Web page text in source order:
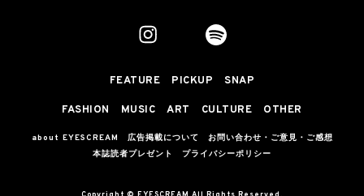
FEATURE PICKUP SNAP
FASHION MUSIC ART CULTURE OTHER
about EYESCREAM 広告掲載について
お問い合わせ・ご意見・ご感想
本誌読者プレゼント
プライバシーポリシー